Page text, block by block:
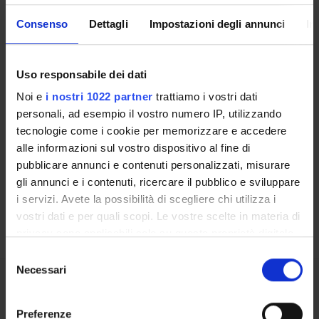
Consenso Dettagli Impostazioni degli annunci
Uso responsabile dei dati
Noi e i nostri 1022 partner trattiamo i vostri dati
personali, ad esempio il vostro numero IP, utilizzando
tecnologie come i cookie per memorizzare e accedere
alle informazioni sul vostro dispositivo al fine di
pubblicare annunci e contenuti personalizzati, misurare
gli annunci e i contenuti, ricercare il pubblico e sviluppare
i servizi. Avete la possibilità di scegliere chi utilizza i
vostri dati e per quali scopi. Le vostre scelte in materia di
modificare o revocare il proprio consenso in qualsiasi
momento dalla Dichiarazione sui cookie o facendo clic
delNecessari
Preferenze
Ente esterno
Contatti
Persone
Luoghi
Calendario